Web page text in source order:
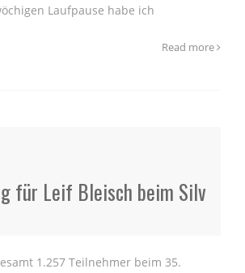
Laufpause habe ich
Read more
für Leif Bleisch beim Silv
1.257 Teilnehmer beim 35.